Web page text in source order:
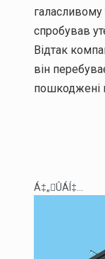
галасливому
спробував
Відтак
він
пошкоджені
Á‡„ÛÁÍ‡...